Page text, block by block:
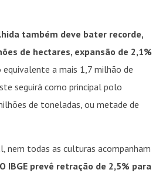
também deve bater recorde,
de hectares, expansão de 2,1%
equivalente a mais 1,7 milhão de
seguirá como principal polo
de toneladas, ou metade de
nem todas as culturas acompanham
O IBGE prevê retração de 2,5% para